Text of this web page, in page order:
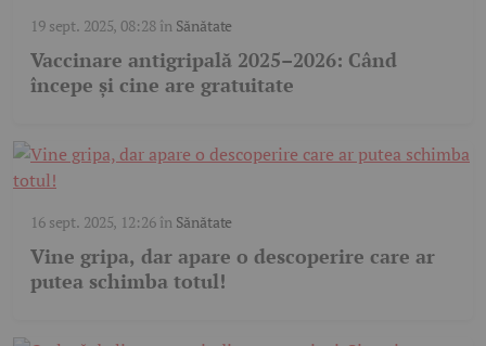
19 sept. 2025, 08:28în Sănătate
Vaccinare antigripală 2025–2026: Când
începe și cine are gratuitate
16 sept. 2025, 12:26în Sănătate
Vine gripa, dar apare o descoperire care ar
putea schimba totul!